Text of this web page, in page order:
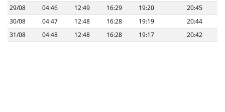
29/08
04:46 12:49 16:29 19:20
20:45
30/08
04:47 12:48 16:28 19:19
20:44
31/08
04:48 12:48 16:28 19:17 20:42